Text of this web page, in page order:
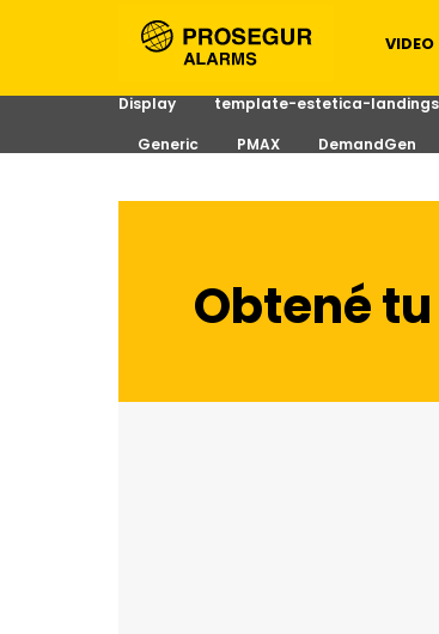
VIDEO
Display template-estetica-
Generic
PMAX DemandGen
Obtené